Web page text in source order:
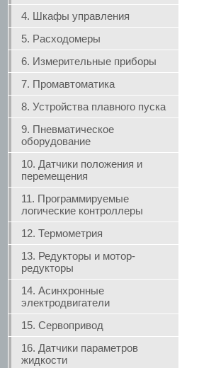
4. Шкафы управления
5. Расходомеры
6. Измерительные приборы
7. Промавтоматика
8. Устройства плавного пуска
9. Пневматическое
оборудование
10. Датчики положения и
перемещения
11. Программируемые
логические контроллеры
12. Термометрия
13. Редукторы и мотор-
редукторы
14. Асинхронные
электродвигатели
15. Сервопривод
16. Датчики параметров
жидкости